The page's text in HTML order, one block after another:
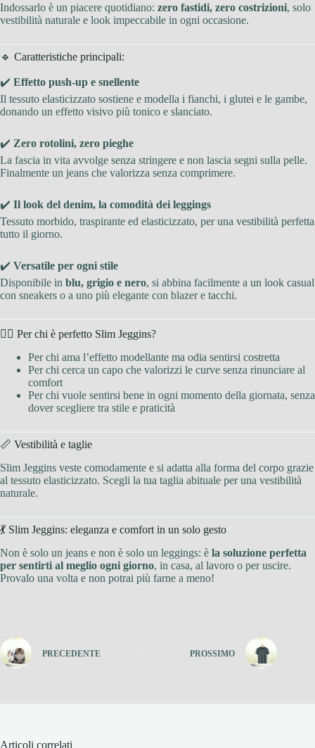
Indossarlo è un piacere quotidiano: zero fastidi, zero costrizioni, solo
vestibilità naturale e look impeccabile in ogni occasione.
🔹 Caratteristiche principali:
✔️ Effetto push-up e snellente
Il tessuto elasticizzato sostiene e modella i fianchi, i glutei e le gambe,
donando un effetto visivo più tonico e slanciato.
✔️ Zero rotolini, zero pieghe
La fascia in vita avvolge senza stringere e non lascia segni sulla pelle.
Finalmente un jeans che valorizza senza comprimere.
✔️ Il look del denim, la comodità dei leggings
Tessuto morbido, traspirante ed elasticizzato, per una vestibilità perfetta
tutto il giorno.
✔️ Versatile per ogni stile
Disponibile in blu, grigio e nero, si abbina facilmente a un look casual
con sneakers o a uno più elegante con blazer e tacchi.
🧍‍♀️ Per chi è perfetto Slim Jeggins?
Per chi ama l’effetto modellante ma odia sentirsi costretta
Per chi cerca un capo che valorizzi le curve senza rinunciare al
comfort
Per chi vuole sentirsi bene in ogni momento della giornata, senza
dover scegliere tra stile e praticità
📏 Vestibilità e taglie
Slim Jeggins veste comodamente e si adatta alla forma del corpo grazie
al tessuto elasticizzato. Scegli la tua taglia abituale per una vestibilità
naturale.
💃 Slim Jeggins: eleganza e comfort in un solo gesto
Non è solo un jeans e non è solo un leggings: è la soluzione perfetta
per sentirti al meglio ogni giorno, in casa, al lavoro o per uscire.
Provalo una volta e non potrai più farne a meno!
PRECEDENTE PROSSIMO
Articoli correlati